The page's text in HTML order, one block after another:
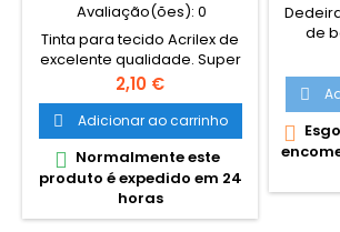
Avaliação(ões): 0
Tinta para tecido Acrilex de
excelente qualidade. Super
resistência a lavagens. A tinta
produz uma excelente
cobertura e sua fixação é a
frio. Grande variedade de
cores e são miscíveis entre
si. Cores miscíveis entre sí.
Pode ser aplicada com
pincel, esponja ou carimbo,
Preço
2,10 €
 Adicionar ao carrinho
 Normalmente este
produto é expedido em 24
horas
de

